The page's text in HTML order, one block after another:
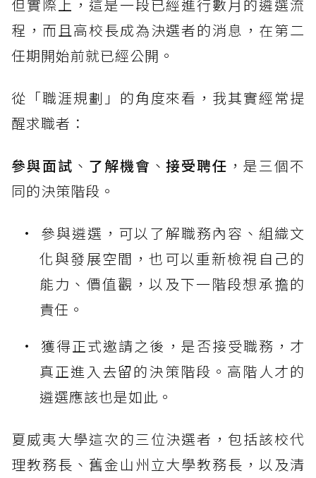
但實際上，這是一段已經進行數月的遴選流
程，而且高校長成為決選者的消息，在第二
任期開始前就已經公開。
從「職涯規劃」的角度來看，我其實經常提
醒求職者：
參與面試 、 了解機會 、接受聘任 ，是三個不
同的決策階段。
參與遴選，可以了解職務內容、組織文
化與發展空間，也可以重新檢視自己的
能力、價值觀，以及下一階段想承擔的
責任。
獲得正式邀請之後，是否接受職務，才
真正進入去留的決策階段。高階人才的
遴選應該也是如此。
夏威夷大學這次的三位決選者，包括該校代
理教務長、舊金山州立大學教務長，以及清